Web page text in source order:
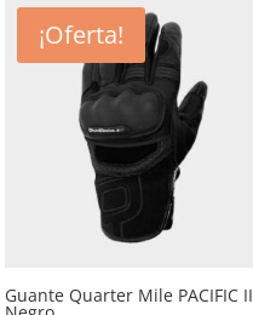
era:
64,90€.
es:
58,41€.
¡Oferta!
Guante Quarter Mile PACIFIC II